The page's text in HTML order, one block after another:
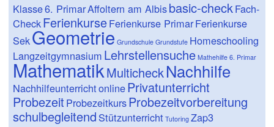
Klasse6. PrimarAffoltern am Albisbasic-checkFach-
CheckFerienkurseFerienkurse PrimarFerienkurse
SekGeometrie Grundschule Grundstufe Homeschooling
Langzeitgymnasium Lehrstellensuche Mathehilfe 6. Primar
MathematikMulticheckNachhilfe
NachhilfeunterrichtonlinePrivatunterricht
Probezeit ProbezeitkursProbezeitvorbereitung
schulbegleitend Stützunterricht Tutoring Zap3